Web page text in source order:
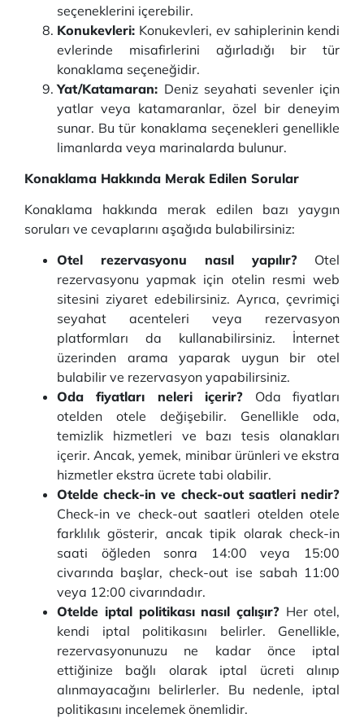
seçeneklerini içerebilir.
Konukevleri: Konukevleri, ev sahiplerinin kendi
evlerinde misafirlerini ağırladığı bir tür
konaklama seçeneğidir.
Yat/Katamaran: Deniz seyahati sevenler için
yatlar veya katamaranlar, özel bir deneyim
sunar. Bu tür konaklama seçenekleri genellikle
limanlarda veya marinalarda bulunur.
Konaklama Hakkında Merak Edilen Sorular
Konaklama hakkında merak edilen bazı yaygın
soruları ve cevaplarını aşağıda bulabilirsiniz:
Otel rezervasyonu nasıl yapılır? Otel
rezervasyonu yapmak için otelin resmi web
sitesini ziyaret edebilirsiniz. Ayrıca, çevrimiçi
seyahat acenteleri veya rezervasyon
platformları da kullanabilirsiniz. İnternet
üzerinden arama yaparak uygun bir otel
bulabilir ve rezervasyon yapabilirsiniz.
Oda fiyatları neleri içerir? Oda fiyatları
otelden otele değişebilir. Genellikle oda,
temizlik hizmetleri ve bazı tesis olanakları
içerir. Ancak, yemek, minibar ürünleri ve ekstra
hizmetler ekstra ücrete tabi olabilir.
Otelde check-in ve check-out saatleri nedir?
Check-in ve check-out saatleri otelden otele
farklılık gösterir, ancak tipik olarak check-in
saati öğleden sonra 14:00 veya 15:00
civarında başlar, check-out ise sabah 11:00
veya 12:00 civarındadır.
Otelde iptal politikası nasıl çalışır? Her otel,
kendi iptal politikasını belirler. Genellikle,
rezervasyonunuzu ne kadar önce iptal
ettiğinize bağlı olarak iptal ücreti alınıp
alınmayacağını belirlerler. Bu nedenle, iptal
politikasını incelemek önemlidir.